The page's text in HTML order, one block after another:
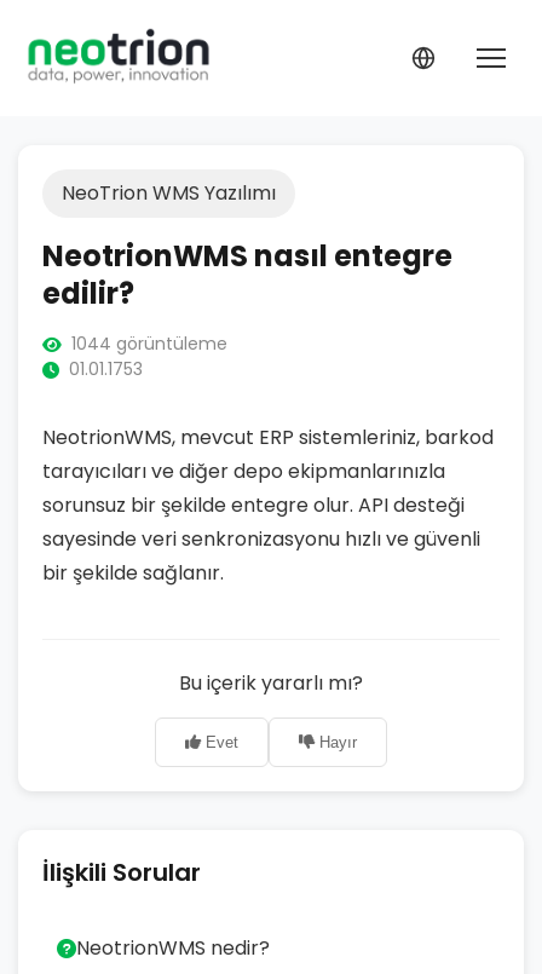
NeoTrion WMS Yazılımı
NeotrionWMS nasıl entegre
edilir?
1044 görüntüleme
01.01.1753
NeotrionWMS, mevcut ERP sistemleriniz, barkod
tarayıcıları ve diğer depo ekipmanlarınızla
sorunsuz bir şekilde entegre olur. API desteği
sayesinde veri senkronizasyonu hızlı ve güvenli
bir şekilde sağlanır.
Bu içerik yararlı mı?
Evet Hayır
İlişkili Sorular
NeotrionWMS nedir?